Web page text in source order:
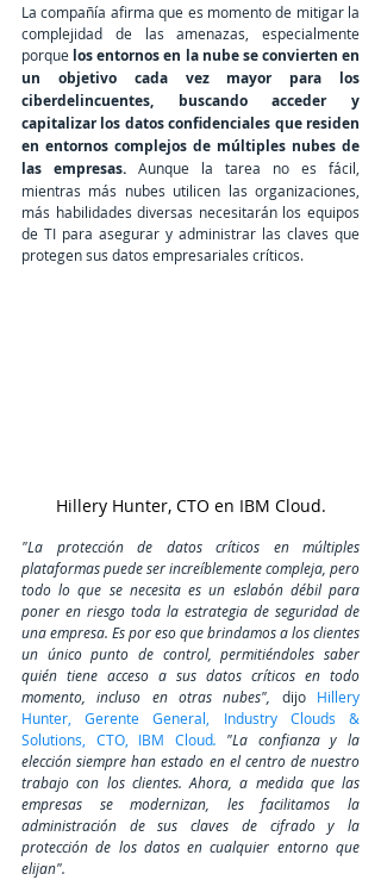
La compañía afirma que es momento de mitigar la
complejidad de las amenazas, especialmente
porque los entornos en la nube se convierten en
un objetivo cada vez mayor para los
ciberdelincuentes, buscando acceder y
capitalizar los datos confidenciales que residen
en entornos complejos de múltiples nubes de
las empresas. Aunque la tarea no es fácil,
mientras más nubes utilicen las organizaciones,
más habilidades diversas necesitarán los equipos
de TI para asegurar y administrar las claves que
protegen sus datos empresariales críticos.
Hillery Hunter, CTO en IBM Cloud.
"La protección de datos críticos en múltiples
plataformas puede ser increíblemente compleja, pero
todo lo que se necesita es un eslabón débil para
poner en riesgo toda la estrategia de seguridad de
una empresa. Es por eso que brindamos a los clientes
un único punto de control, permitiéndoles saber
quién tiene acceso a sus datos críticos en todo
momento, incluso en otras nubes", dijo Hillery
Hunter, Gerente General, Industry Clouds &
Solutions, CTO, IBM Cloud. "La confianza y la
elección siempre han estado en el centro de nuestro
trabajo con los clientes. Ahora, a medida que las
empresas se modernizan, les facilitamos la
administración de sus claves de cifrado y la
protección de los datos en cualquier entorno que
elijan".